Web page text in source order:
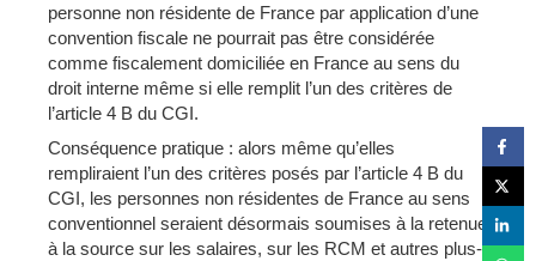
personne non résidente de France par application d’une
convention fiscale ne pourrait pas être considérée
comme fiscalement domiciliée en France au sens du
droit interne même si elle remplit l’un des critères de
l’article 4 B du CGI.
Conséquence pratique : alors même qu’elles
rempliraient l’un des critères posés par l’article 4 B du
CGI, les personnes non résidentes de France au sens
conventionnel seraient désormais soumises à la retenue
à la source sur les salaires, sur les RCM et autres plus-